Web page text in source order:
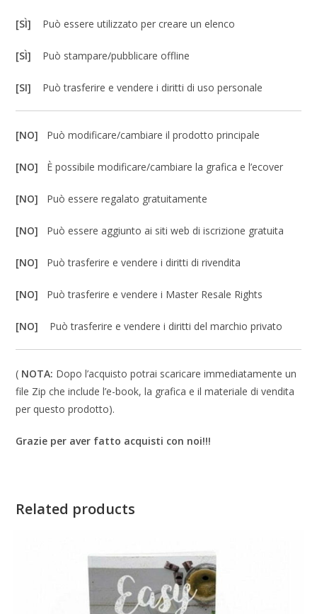
[SÌ] Può essere utilizzato per creare un elenco
[SÌ] Può stampare/pubblicare offline
[SI] Può trasferire e vendere i diritti di uso personale
[NO] Può modificare/cambiare il prodotto principale
[NO] È possibile modificare/cambiare la grafica e l’ecover
[NO] Può essere regalato gratuitamente
[NO] Può essere aggiunto ai siti web di iscrizione gratuita
[NO] Può trasferire e vendere i diritti di rivendita
[NO] Può trasferire e vendere i Master Resale Rights
[NO] Può trasferire e vendere i diritti del marchio privato
( NOTA: Dopo l’acquisto potrai scaricare immediatamente un
file Zip che include l’e-book, la grafica e il materiale di vendita
per questo prodotto).
Grazie per aver fatto acquisti con noi!!!
Related products